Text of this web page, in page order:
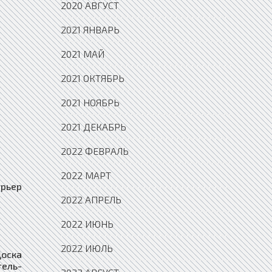
водитель-курьер Спасск-Дальний, Доска объявлений водитель-курьер Спасск-Рязанский, Доска объявлений водитель-курьер Среднеколымск, Доска объявлений водитель-курьер Среднеуральск, Доска объявлений водитель-курьер Сретенск, Доска объявлений водитель-курьер Ставрополь, Доска объявлений водитель-курьер Старая Купавна, Доска объявлений водитель-курьер Старая Русса, Доска объявлений водитель-курьер Старица, Доска объявлений водитель-курьер Стародуб, Доска объявлений водитель-курьер С
2020 АВГУСТ
2021 ЯНВАРЬ
2021 МАЙ
2021 ОКТЯБРЬ
2021 НОЯБРЬ
2021 ДЕКАБРЬ
2022 ФЕВРАЛЬ
2022 МАРТ
2022 АПРЕЛЬ
2022 ИЮНЬ
2022 ИЮЛЬ